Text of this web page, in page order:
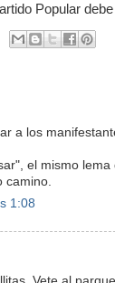
Popular
a los
el mismo
camino.
1:08